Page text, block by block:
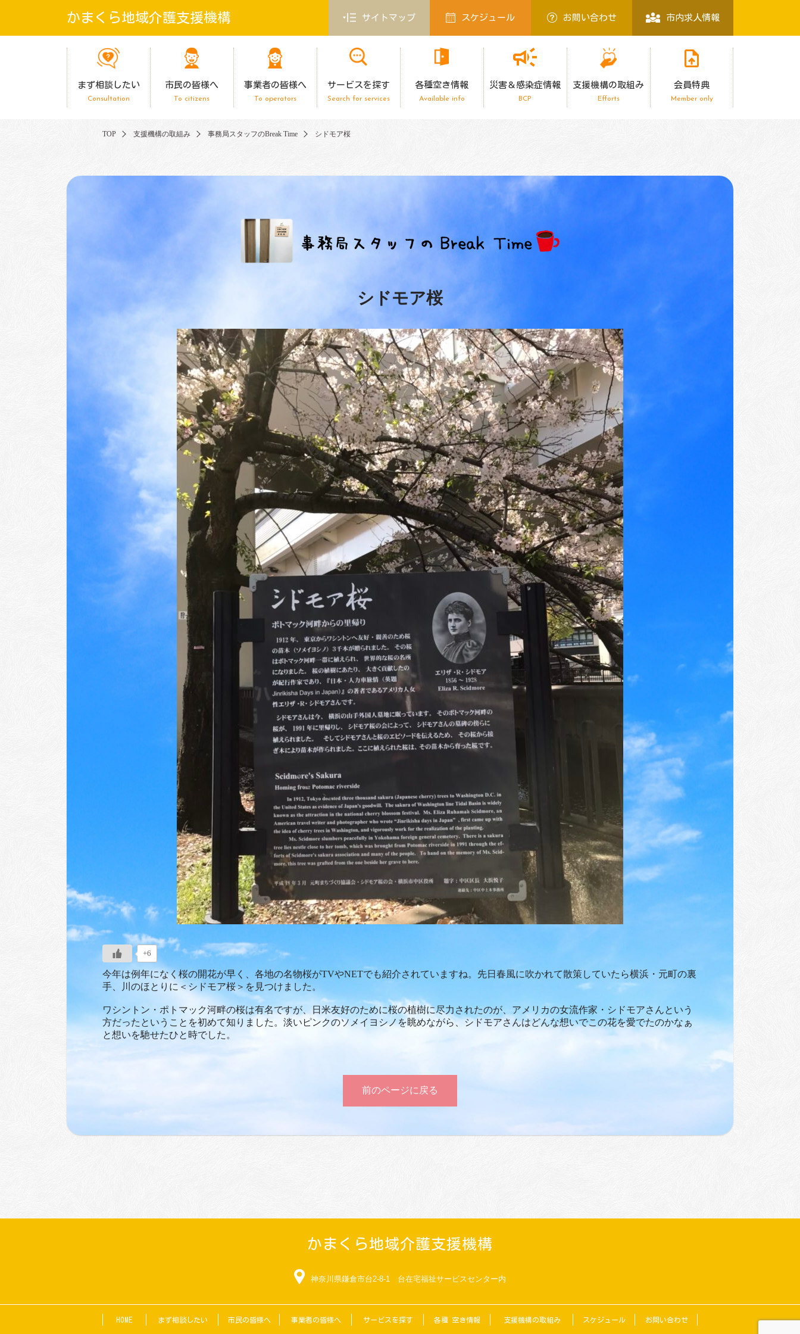
かまくら地域介護支援機構 サイトマップ スケジュール お問い合わせ 市内求人情報
まず相談したい
Consultation
市民の皆様へ
To citizens
事業者の皆様へ
To operators
サービスを探す
Search for services
各種空き情報
Available info
災害＆感染症情報
BCP
支援機構の取組み
Efforts
会員特典
Member only
TOP 支援機構の取組み 事務局スタッフのBreak Time シドモア桜
シドモア桜
+6
今年は例年になく桜の開花が早く、各地の名物桜がTVやNETでも紹介されていますね。先日春風に吹かれて散策していたら横浜・元町の裏
手、川のほとりに＜シドモア桜＞を見つけました。
ワシントン・ポトマック河畔の桜は有名ですが、日米友好のために桜の植樹に尽力されたのが、アメリカの女流作家・シドモアさんという
方だったということを初めて知りました。淡いピンクのソメイヨシノを眺めながら、シドモアさんはどんな想いでこの花を愛でたのかなぁ
と想いを馳せたひと時でした。
前のページに戻る
かまくら地域介護支援機構
神奈川県鎌倉市台2-8-1 台在宅福祉サービスセンター内
HOME まず相談したい 市民の皆様へ 事業者の皆様へ サービスを探す 各種 空き情報 支援機構の取組み スケジュール お問い合わせ